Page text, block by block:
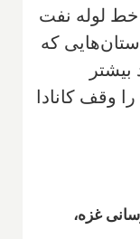
خط لوله نفت
که
بیشتر
وقف کانادا
غزه،